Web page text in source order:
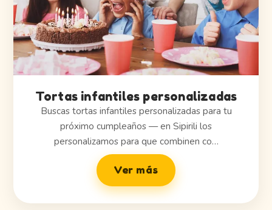
Tortas infantiles personalizadas
Buscas tortas infantiles personalizadas para tu
próximo cumpleaños — en Sipirili los
personalizamos para que combinen co…
Ver más